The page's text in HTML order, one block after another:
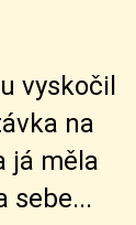
vyskočil
na
já měla
sebe...